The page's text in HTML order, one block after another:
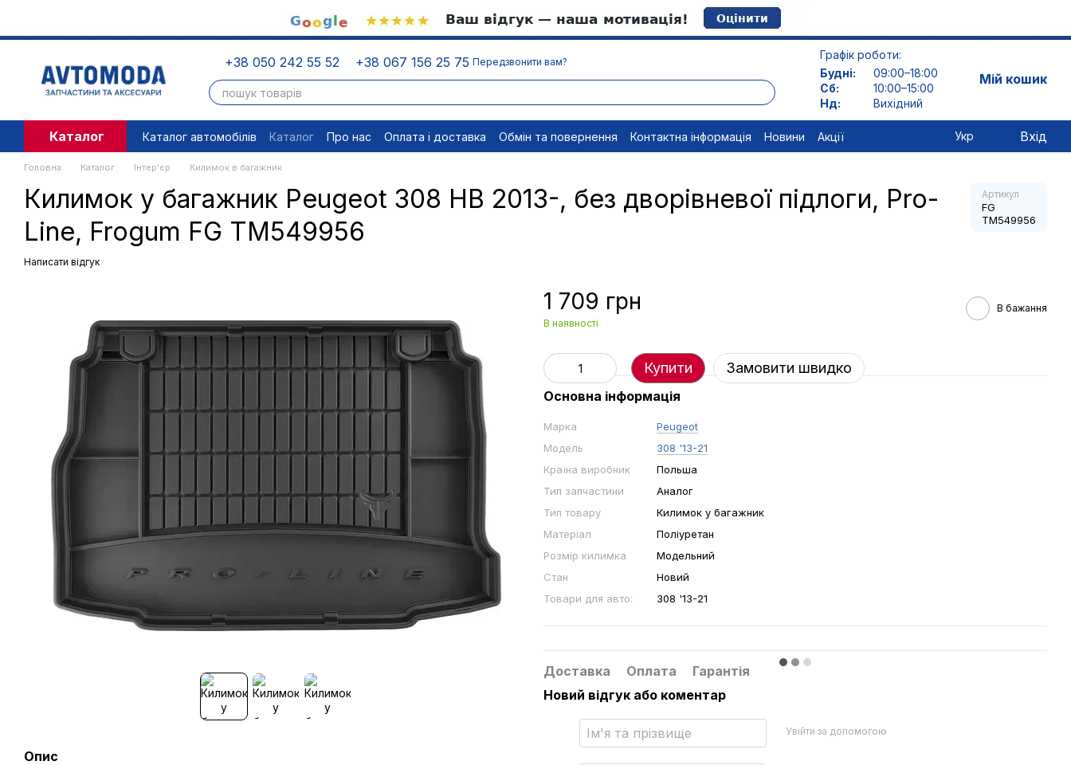
+38 050 242 55 52 +38 067 156 25 75 Передзвонити вам?
Графік роботи:
Будні:
09:00–18:00
Сб:
10:00–15:00
Нд:
Вихідний
Мій кошик
Каталог Каталог автомобілів Каталог Про нас Оплата і доставка Обмін та повернення Контактна інформація Новини
Акції
Угода користувача
Правові документи Відписатися
Укр Вхід
Головна Каталог Інтер'єр Килимок в багажник
Килимок у багажник Peugeot 308 HB 2013-, без дворівневої підлоги, Pro-
Line, Frogum FG TM549956
Артикул
FG
TM549956
Написати відгук
Опис
1 709 грн
В наявності
В бажання
Купити Замовити швидко
Основна інформація
Марка
Peugeot
Модель
308 '13-21
Країна виробник
Польша
Тип запчастини
Аналог
Тип товару
Килимок у багажник
Матеріал
Поліуретан
Розмір килимка
Модельний
Стан
Новий
Товари для авто:
308 '13-21
Доставка Оплата
Гарантія
Новий відгук або коментар
Увійти за допомогою